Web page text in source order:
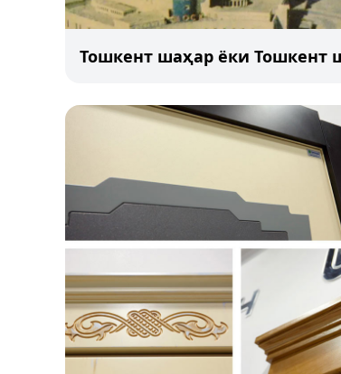
Тошкент шаҳар ёки Тошкент